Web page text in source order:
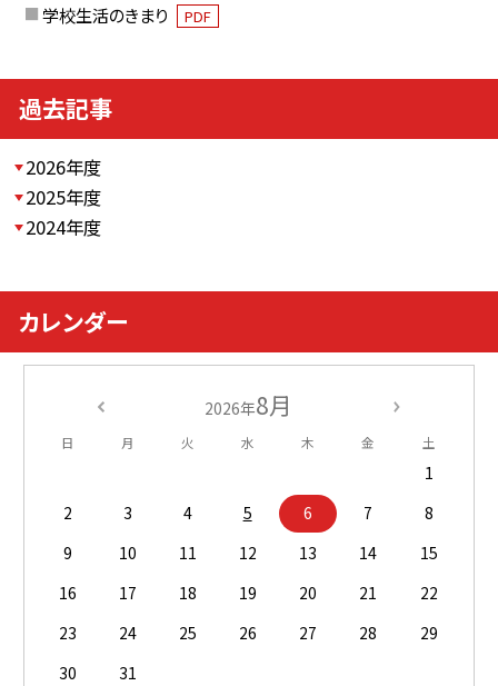
学校生活のきまり PDF
過去記事
2026年度
2025年度
2024年度
カレンダー
2026年8月
日 月 火 水 木 金 土
1
2
3 4 5 6 7
8
9
10 11 12 13 14
15
16
17 18 19 20 21
22
23
24 25 26 27 28
29
30
31